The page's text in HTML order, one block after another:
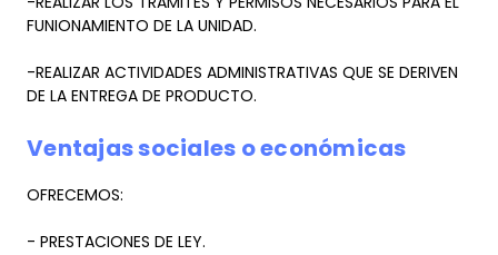
FUNIONAMIENTO DE LA UNIDAD.
-REALIZAR ACTIVIDADES ADMINISTRATIVAS QUE SE DERIVEN
DE LA ENTREGA DE PRODUCTO.
Ventajas sociales o económicas
OFRECEMOS:
- PRESTACIONES DE LEY.